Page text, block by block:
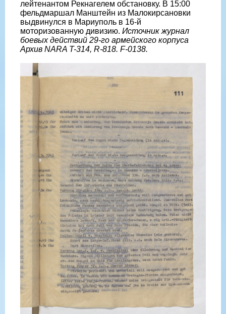
лейтенантом Рекнагелем обстановку. В 15:00
фельдмаршал Манштейн из Малокирсановки
выдвинулся в Мариуполь в 16-й
моторизованную дивизию. Источник журнал
боевых действий 29-го армейского корпуса
Архив NARA T-314, R-818. F-0138.